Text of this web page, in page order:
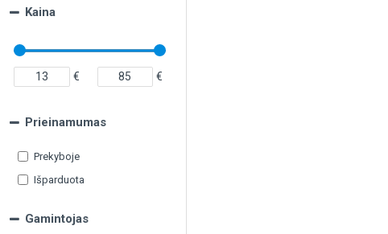
Kaina
€ €
Gamintojas
Prieinamumas
Prekyboje
Išparduota